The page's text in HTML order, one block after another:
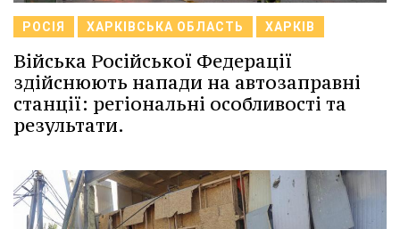
РОСІЯ ХАРКІВСЬКА ОБЛАСТЬ ХАРКІВ
Війська Російської Федерації
здійснюють напади на автозаправні
станції: регіональні особливості та
результати.